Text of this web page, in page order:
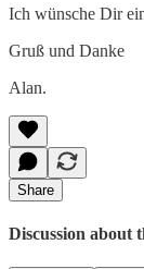
Ich wünsche Dir
Gruß und Danke
Alan.
Share
Discussion about